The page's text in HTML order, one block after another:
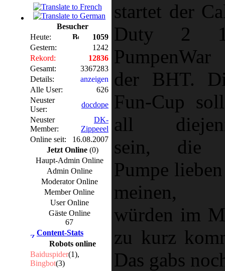
Besucher
Heute:
1059
Gestern:
1242
Rekord:
12836
Gesamt:
3367283
Details:
anzeigen
Alle User:
626
Neuster
User:
docdope
Neuster
Member:
DK-
Zippeeel
Online seit:
16.08.2007
Jetzt Online (0)
Haupt-Admin Online
Admin Online
Moderator Online
Member Online
User Online
Gäste Online
67
Content-Stats
Robots online
Baiduspider(1),
Bingbot(3)
startet der
Duty 2
der BHT.
Fun-Cup
all
sein, die
Pumpe
meinen,
würden im
zu kurz
Das gabs